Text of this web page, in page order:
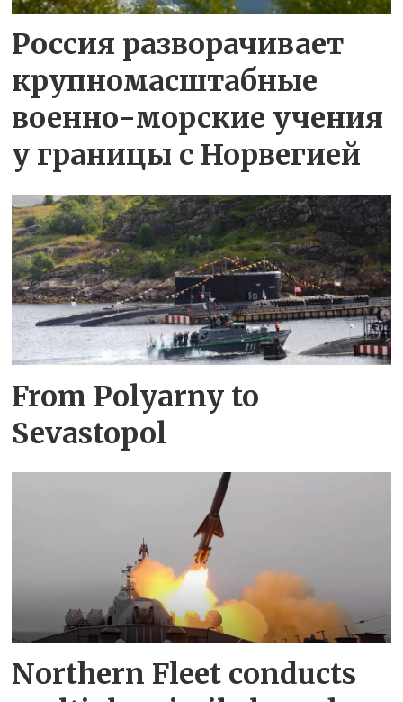
Россия разворачивает
крупномасштабные
военно-морские учения
у границы с Норвегией
From Polyarny to
Sevastopol
Northern Fleet conducts